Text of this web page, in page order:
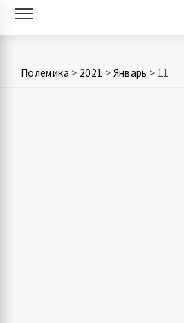
Skip
Полемика > 2021 > Январь > 11